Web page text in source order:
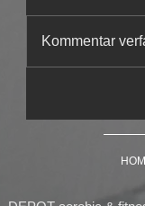
Kommentar